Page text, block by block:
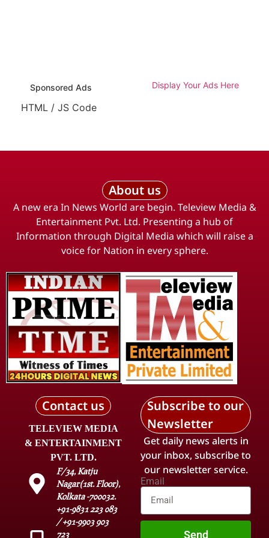
Sponsored Ads Display Your Ads Here
HTML / JS Code
About us
A new era In News World are begin. Teleview Media &
Entertainment Pvt. Ltd. Presenting a hub of
Information through Digital Media which will raise a
voice for Nation in every sphere.
Contact us
TELEVIEW MEDIA
& ENTERTAINMENT
PVT. LTD.
F/34, Katju
Nagar(1st. Floor),
Kolkata -700032.
+91-9831 223 083
/ +91-9903 903
723
Subscribe to our
Newsletter
Get daily news alerts in
your inbox, subscribe to
our newsletter service.
Email
Send